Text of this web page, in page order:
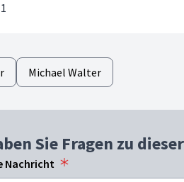
Michael Walter
Sie Fragen zu
Nachricht